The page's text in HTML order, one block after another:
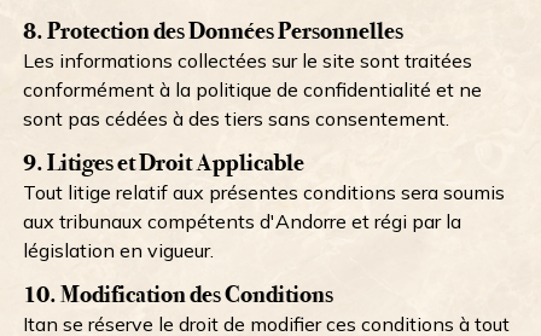
8. Protection des Données Personnelles
Les informations collectées sur le site sont traitées
conformément à la politique de confidentialité et ne
sont pas cédées à des tiers sans consentement.
9. Litiges et Droit Applicable
Tout litige relatif aux présentes conditions sera soumis
aux tribunaux compétents d'Andorre et régi par la
législation en vigueur.
10. Modification des Conditions
Itan se réserve le droit de modifier ces conditions à tout